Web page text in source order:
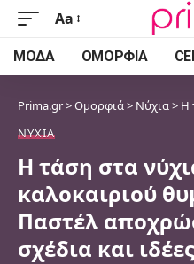
Font
Resizer
Aa
ΜΌΔΑ ΟΜΟΡΦΙΆ
Prima.gr>Ομορφιά> Νύχια> Η
ΝΎΧΙΑ
Η τάση στα
καλοκαιριού
Παστέλ
σχέδια και